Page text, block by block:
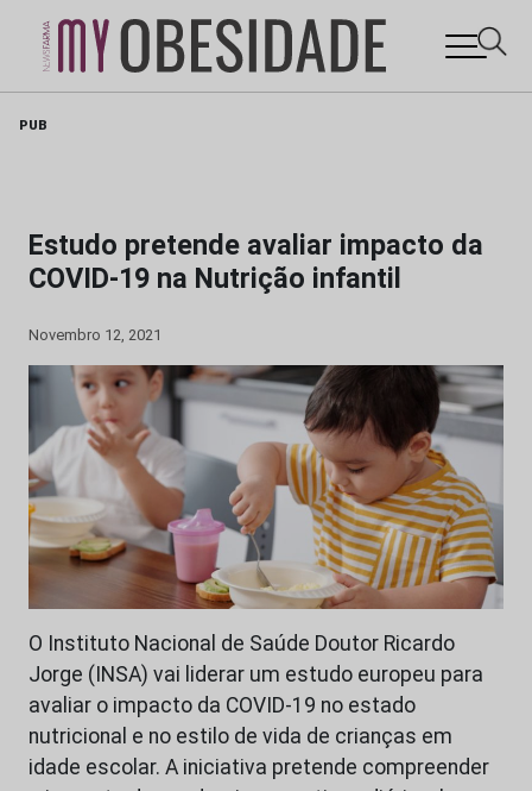
PUB
Estudo pretende avaliar impacto da
COVID-19 na Nutrição infantil
Novembro 12, 2021
O Instituto Nacional de Saúde Doutor Ricardo
Jorge (INSA) vai liderar um estudo europeu para
avaliar o impacto da COVID-19 no estado
nutricional e no estilo de vida de crianças em
idade escolar. A iniciativa pretende compreender